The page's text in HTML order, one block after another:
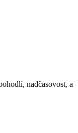
nadčasovost, a